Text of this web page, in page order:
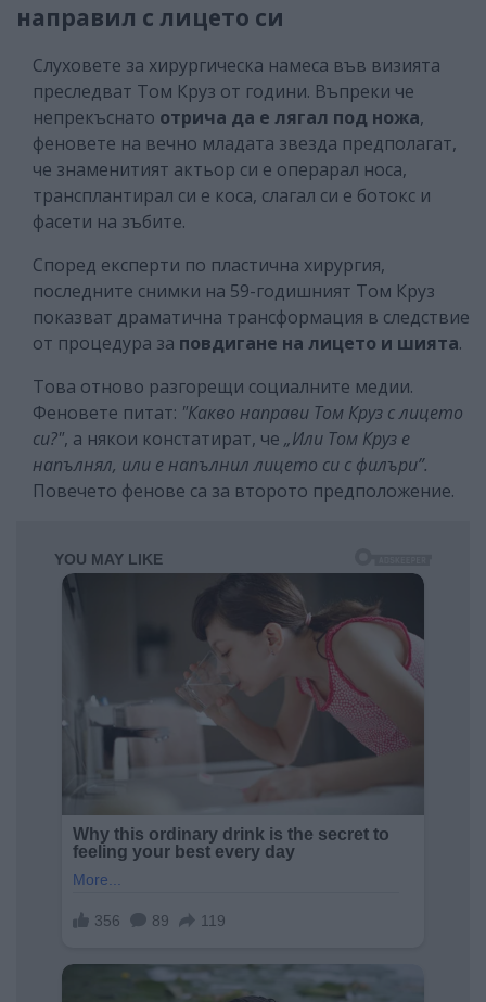
направил с лицето си
Слуховете за хирургическа намеса във визията
преследват Том Круз от години. Въпреки че
непрекъснато отрича да е лягал под ножа,
феновете на вечно младата звезда предполагат,
че знаменитият актьор си е операрал носа,
трансплантирал си е коса, слагал си е ботокс и
фасети на зъбите.
Според експерти по пластична хирургия,
последните снимки на 59-годишният Том Круз
показват драматична трансформация в следствие
от процедура за повдигане на лицето и шията.
Това отново разгорещи социалните медии.
Феновете питат: "Какво направи Том Круз с лицето
си?", а някои констатират, че „Или Том Круз е
напълнял, или е напълнил лицето си с филъри”.
Повечето фенове са за второто предположение.